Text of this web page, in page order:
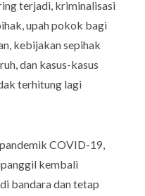
terjadi, kriminalisasi
upah pokok bagi
kebijakan sepihak
dan kasus-kasus
terhitung lagi
COVID-19,
kembali
bandara dan tetap